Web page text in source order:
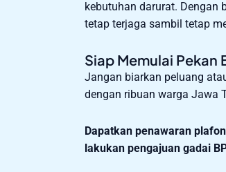
kebutuhan darurat. Dengan
tetap terjaga sambil tetap
Siap Memulai Pekan
Jangan biarkan peluang
dengan ribuan warga Jawa
Dapatkan penawaran
lakukan pengajuan gadai